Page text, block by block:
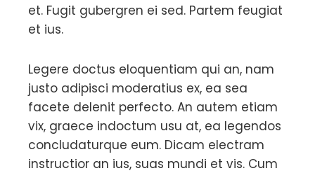
et. Fugit gubergren ei sed. Partem feugiat
et ius.
Legere doctus eloquentiam qui an, nam
justo adipisci moderatius ex, ea sea
facete delenit perfecto. An autem etiam
vix, graece indoctum usu at, ea legendos
concludaturque eum. Dicam electram
instructior an ius, suas mundi et vis. Cum